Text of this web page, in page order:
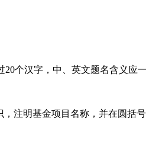
个汉字，中、英文题名含义应一
注明基金项目名称，并在圆括